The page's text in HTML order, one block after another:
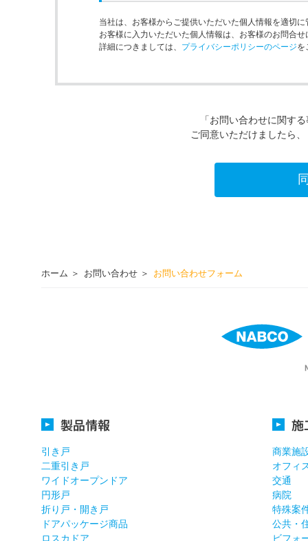
当社は、お客様からご提供いただいた個人情報を適切
お客様に入力いただいた個人情報は、お客様のお問合
詳細につきましては、 プライバシーポリシーのページを
「お問い合わせに関す
ご同意いただけましたら
ホーム お問い合わせ お問い合わせフォーム
製品情報
引き戸
二重引き戸
ワイドオープンドア
円形戸
折り戸・開き戸
ドアパッケージ商品
ロスカドア
施
商業施
オフィ
交通
病院
特殊案
公共・
ビフォ